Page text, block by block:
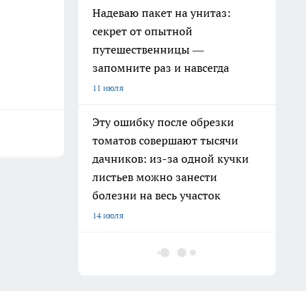
Надеваю пакет на унитаз:
секрет от опытной
путешественницы —
запомните раз и навсегда
11 июля